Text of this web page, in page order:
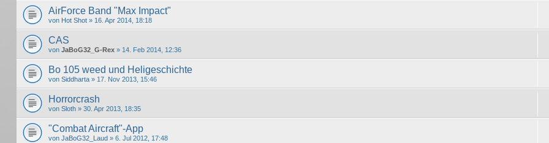
AirForce Band "Max Impact"
von Hot Shot » 16. Apr 2014, 18:18
CAS
von JaBoG32_G-Rex » 14. Feb 2014, 12:36
Bo 105 weed und Heligeschichte
von Siddharta » 17. Nov 2013, 15:46
Horrorcrash
von Sloth » 30. Apr 2013, 18:35
"Combat Aircraft"-App
von JaBoG32_Laud » 6. Jul 2012, 17:48